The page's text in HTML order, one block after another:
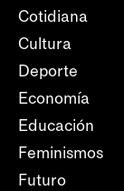
Cotidiana
Cultura
Deporte
Economía
Educación
Feminismos
Futuro